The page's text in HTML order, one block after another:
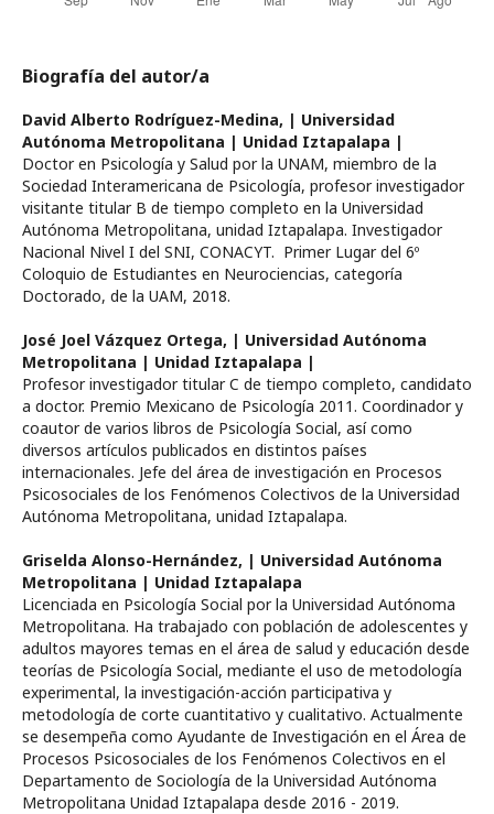
Biografía del autor/a
David Alberto Rodríguez-Medina, | Universidad
Autónoma Metropolitana | Unidad Iztapalapa |
Doctor en Psicología y Salud por la UNAM, miembro de la
Sociedad Interamericana de Psicología, profesor investigador
visitante titular B de tiempo completo en la Universidad
Autónoma Metropolitana, unidad Iztapalapa. Investigador
Nacional Nivel I del SNI, CONACYT. Primer Lugar del 6º
Coloquio de Estudiantes en Neurociencias, categoría
Doctorado, de la UAM, 2018.
José Joel Vázquez Ortega, | Universidad Autónoma
Metropolitana | Unidad Iztapalapa |
Profesor investigador titular C de tiempo completo, candidato
a doctor. Premio Mexicano de Psicología 2011. Coordinador y
coautor de varios libros de Psicología Social, así como
diversos artículos publicados en distintos países
internacionales. Jefe del área de investigación en Procesos
Psicosociales de los Fenómenos Colectivos de la Universidad
Autónoma Metropolitana, unidad Iztapalapa.
Griselda Alonso-Hernández, | Universidad Autónoma
Metropolitana | Unidad Iztapalapa
Licenciada en Psicología Social por la Universidad Autónoma
Metropolitana. Ha trabajado con población de adolescentes y
adultos mayores temas en el área de salud y educación desde
teorías de Psicología Social, mediante el uso de metodología
experimental, la investigación-acción participativa y
metodología de corte cuantitativo y cualitativo. Actualmente
se desempeña como Ayudante de Investigación en el Área de
Procesos Psicosociales de los Fenómenos Colectivos en el
Departamento de Sociología de la Universidad Autónoma
Metropolitana Unidad Iztapalapa desde 2016 - 2019.